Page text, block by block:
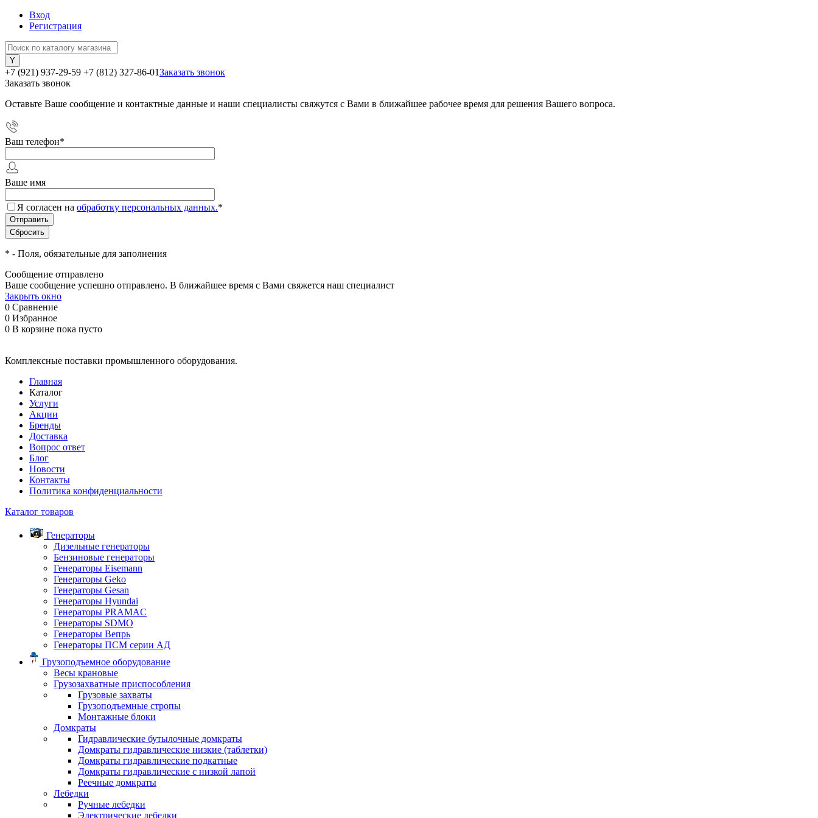
Вход
Регистрация
+7 (921) 937-29-59 +7 (812) 327-86-01Заказать звонок
Заказать звонок
Оставьте Ваше сообщение и контактные данные и наши специалисты свяжутся с Вами в ближайшее рабочее время для решения Вашего вопроса.
Ваш телефон*
Ваше имя
Я согласен на обработку персональных данных.*
* - Поля, обязательные для заполнения
Сообщение отправлено
Ваше сообщение успешно отправлено. В ближайшее время с Вами свяжется наш специалист
Закрыть окно
0 Сравнение
0 Избранное
0 В корзине пока пусто
Комплексные поставки промышленного оборудования.
Главная
Каталог
Услуги
Акции
Бренды
Доставка
Вопрос ответ
Блог
Новости
Контакты
Политика конфиденциальности
Каталог товаров
Генераторы
Дизельные генераторы
Бензиновые генераторы
Генераторы Eisemann
Генераторы Geko
Генераторы Gesan
Генераторы Hyundai
Генераторы PRAMAC
Генераторы SDMO
Генераторы Вепрь
Генераторы ПСМ серии АД
Грузоподъемное оборудование
Весы крановые
Грузозахватные приспособления
Грузовые захваты
Грузоподъемные стропы
Монтажные блоки
Домкраты
Гидравлические бутылочные домкраты
Домкраты гидравлические низкие (таблетки)
Домкраты гидравлические подкатные
Домкраты гидравлические с низкой лапой
Реечные домкраты
Лебедки
Ручные лебедки
Электрические лебедки